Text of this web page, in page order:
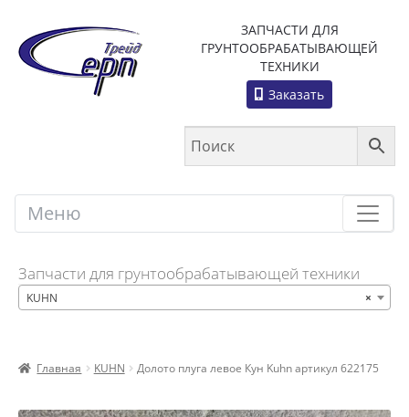
ЗАПЧАСТИ ДЛЯ
ГРУНТООБРАБАТЫВАЮЩЕЙ
ТЕХНИКИ
Заказать
Меню Меню
Запчасти для грунтообрабатывающей техники
×
KUHN
Главная KUHN Долото плуга левое Кун Kuhn артикул 622175